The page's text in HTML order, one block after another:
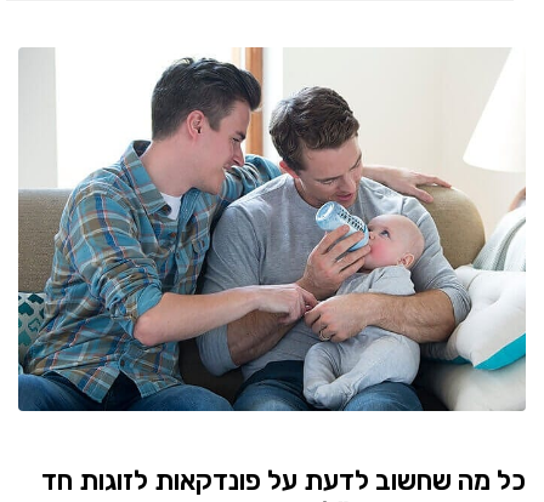
כל מה שחשוב לדעת על פונדקאות לזוגות חד